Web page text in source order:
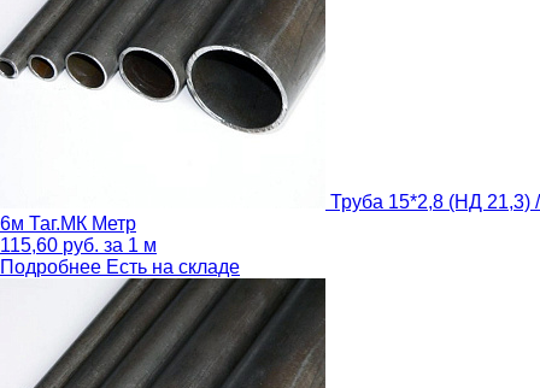
Труба 15*2,8 (НД 21,3) /
6м Таг.МК Метр
115,60 руб. за 1 м
Подробнее Есть на складе